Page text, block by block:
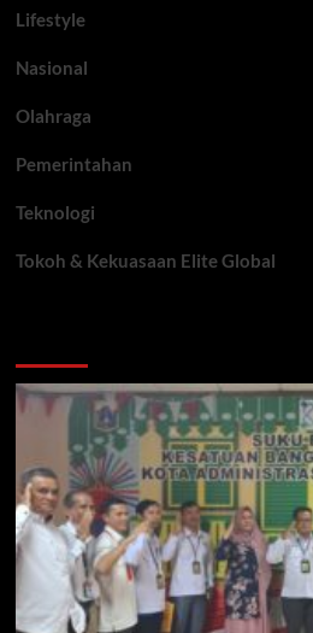
Lifestyle
Nasional
Olahraga
Pemerintahan
Teknologi
Tokoh & Kekuasaan Elite Global